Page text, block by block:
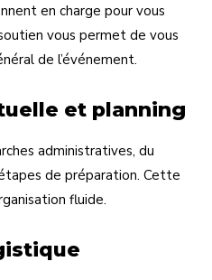
en charge pour vous
vous permet de vous
de l’événement.
et planning
administratives, du
de préparation. Cette
fluide.